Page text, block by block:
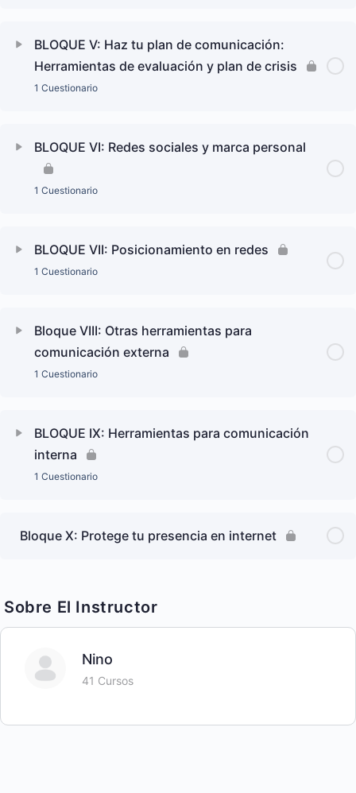
BLOQUE V: Haz tu plan de comunicación:
Herramientas de evaluación y plan de crisis
1 Cuestionario
BLOQUE VI: Redes sociales y marca personal
1 Cuestionario
BLOQUE VII: Posicionamiento en redes
1 Cuestionario
Bloque VIII: Otras herramientas para
comunicación externa
1 Cuestionario
BLOQUE IX: Herramientas para comunicación
interna
1 Cuestionario
Bloque X: Protege tu presencia en internet
Sobre El Instructor
Nino
41 Cursos